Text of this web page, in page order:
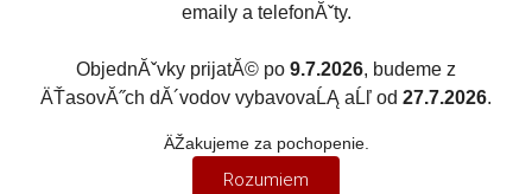
kusov
emaily a telefonĂˇty.
ObjednĂˇvky prijatĂ© po 9.7.2026, budeme z
ÄŤasovĂ˝ch dĂ´vodov vybavovaĹĄ aĹľ od 27.7.2026.
ÄŽakujeme za pochopenie.
Rozumiem